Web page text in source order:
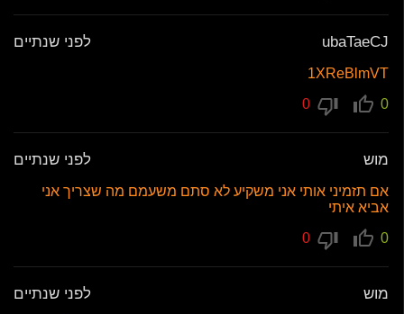
ubaTaeCJ לפני שנתיים
1XReBlmVT
0
מוש לפני שנתיים
אם תזמיני אותי אני משקיע לא סתם משעמם מה שצריך אני
אביא איתי
0
מוש לפני שנתיים